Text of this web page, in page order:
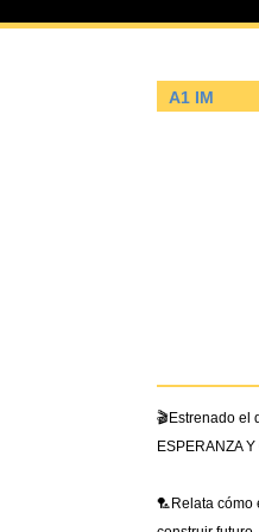
A1 IM
🎬Estrenado el
ESPERANZA
🏸Relata cómo